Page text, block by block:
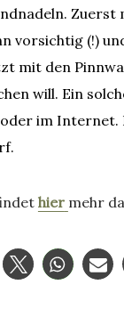
Zuerst
vorsichtig (!)
mit den
will. Ein
im Internet.
hier mehr